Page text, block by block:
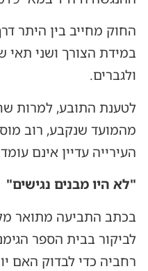
החוק מחייב בין היתר
במידת הצורך ושני תאי
ולגברים.
לטענת התובע, למרות
מהמועד שנקבע, רוב
העירייה עדיין אינם
"לא היו מבנים נגישים"
בכתב התביעה מתואר
לביקור בבית הספר
רחביה כדי לבדוק האם